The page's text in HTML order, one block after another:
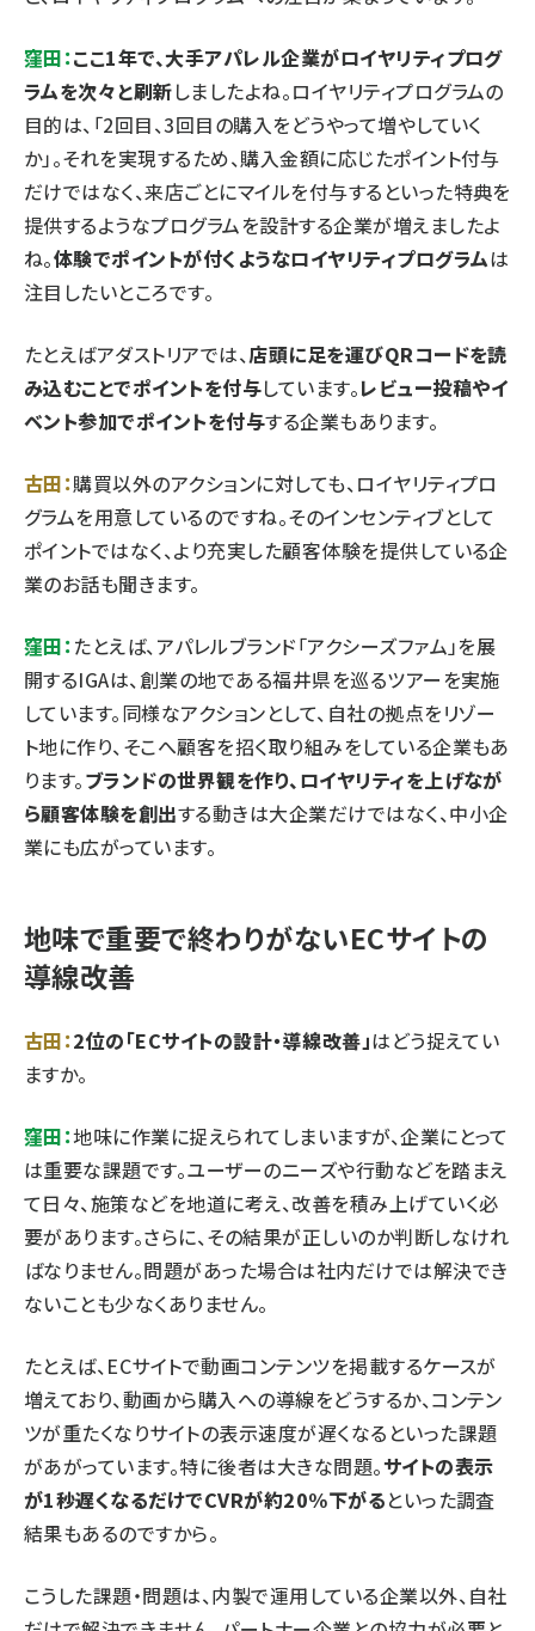
窪田：ここ1年で、大手アパレル企業がロイヤリティプログ
ラムを次々と刷新しましたよね。ロイヤリティプログラムの
目的は、「2回目、3回目の購入をどうやって増やしていく
か」。それを実現するため、購入金額に応じたポイント付与
だけではなく、来店ごとにマイルを付与するといった特典を
提供するようなプログラムを設計する企業が増えましたよ
ね。体験でポイントが付くようなロイヤリティプログラムは
注目したいところです。
たとえばアダストリアでは、店頭に足を運びQRコードを読
み込むことでポイントを付与しています。レビュー投稿やイ
ベント参加でポイントを付与する企業もあります。
古田：購買以外のアクションに対しても、ロイヤリティプロ
グラムを用意しているのですね。そのインセンティブとして
ポイントではなく、より充実した顧客体験を提供している企
業のお話も聞きます。
窪田：たとえば、アパレルブランド「アクシーズファム」を展
開するIGAは、創業の地である福井県を巡るツアーを実施
しています。同様なアクションとして、自社の拠点をリゾー
ト地に作り、そこへ顧客を招く取り組みをしている企業もあ
ります。ブランドの世界観を作り、ロイヤリティを上げなが
ら顧客体験を創出する動きは大企業だけではなく、中小企
業にも広がっています。
地味で重要で終わりがないECサイトの
導線改善
古田：2位の「ECサイトの設計・導線改善」はどう捉えてい
ますか。
窪田：地味に作業に捉えられてしまいますが、企業にとって
は重要な課題です。ユーザーのニーズや行動などを踏まえ
て日々、施策などを地道に考え、改善を積み上げていく必
要があります。さらに、その結果が正しいのか判断しなけれ
ばなりません。問題があった場合は社内だけでは解決でき
ないことも少なくありません。
たとえば、ECサイトで動画コンテンツを掲載するケースが
増えており、動画から購入への導線をどうするか、コンテン
ツが重たくなりサイトの表示速度が遅くなるといった課題
があがっています。特に後者は大きな問題。サイトの表示
が1秒遅くなるだけでCVRが約20%下がるといった調査
結果もあるのですから。
こうした課題・問題は、内製で運用している企業以外、自社